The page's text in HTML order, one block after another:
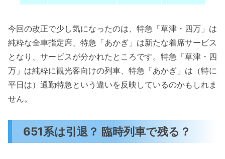
今回の改正で少し気になったのは、特急「草津・四万」は
純粋な全車指定席、特急「あかぎ」は新たな着席サービス
となり、サービスが分かれたところです。特急「草津・四
万」は純粋に観光客向けの列車、特急「あかぎ」は（特に
平日は）通勤特急という違いを反映しているのかもしれま
せん。
651系は引退？ 臨時列車で残る？